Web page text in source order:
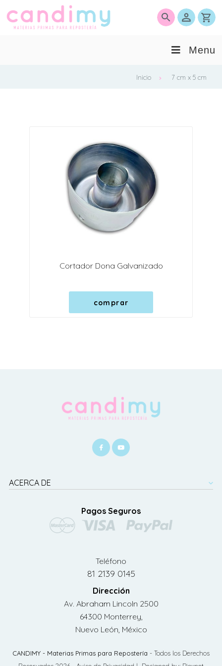
Menu
Inicio 7 cm x 5 cm
Cortador Dona Galvanizado
comprar
ACERCA DE
Pagos Seguros
Teléfono
81 2139 0145
Dirección
Av. Abraham Lincoln 2500
64300 Monterrey,
Nuevo León, México
CANDIMY - Materias Primas para Repostería - Todos los Derechos